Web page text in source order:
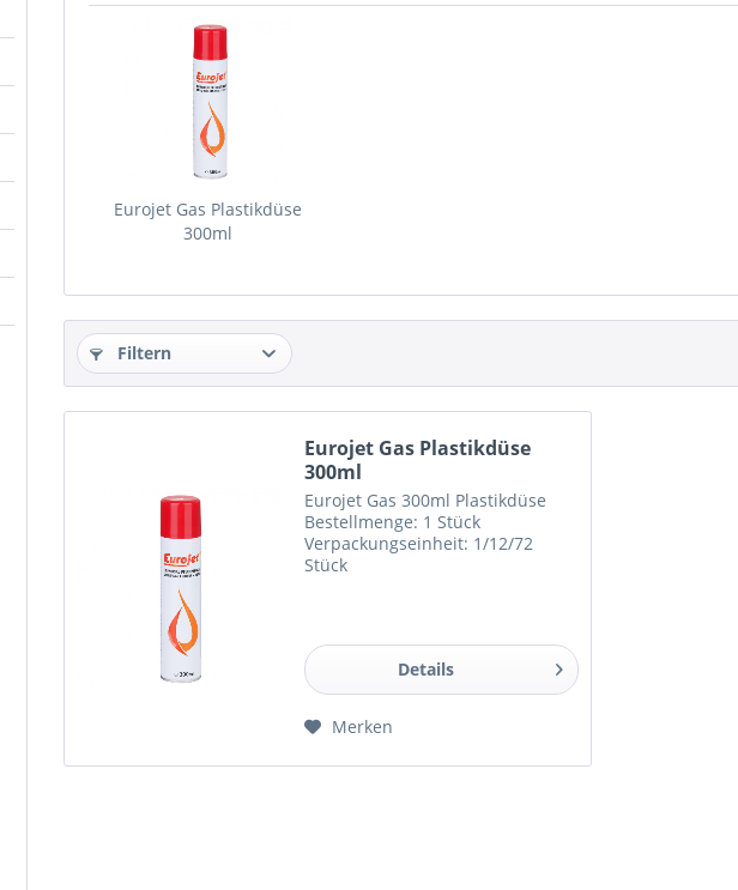
Eurojet Gas Plastikdüse
300ml
Filtern
Eurojet Gas Plastikdüse
300ml
Eurojet Gas 300ml Plastikdüse
Bestellmenge: 1 Stück
Verpackungseinheit: 1/12/72
Stück
Details
Merken